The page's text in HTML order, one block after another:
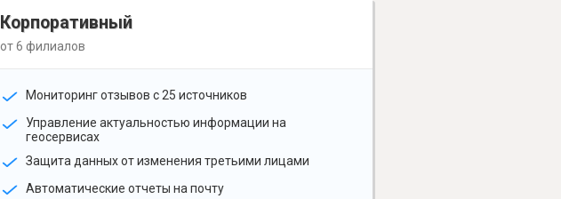
Корпоративный
от 6 филиалов
Мониторинг отзывов с 25 источников
Управление актуальностью информации на
геосервисах
Защита данных от изменения третьими лицами
Автоматические отчеты на почту